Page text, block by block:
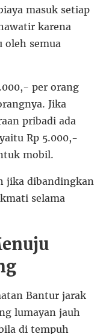
masuk setiap
karena
oleh semua
per orang
Jika
pribadi ada
Rp 5.000,-
mobil.
jika dibandingkan
selama
Bantur jarak
lumayan jauh
di tempuh